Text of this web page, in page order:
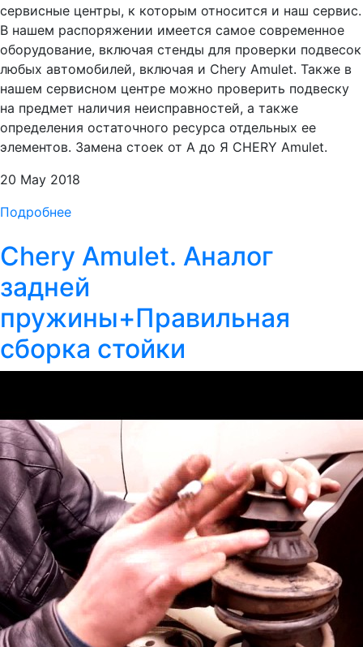
сервисные центры, к которым относится и наш сервис.
В нашем распоряжении имеется самое современное
оборудование, включая стенды для проверки подвесок
любых автомобилей, включая и Chery Amulet. Также в
нашем сервисном центре можно проверить подвеску
на предмет наличия неисправностей, а также
определения остаточного ресурса отдельных ее
элементов. Замена стоек от А до Я CHERY Amulet.
20 May 2018
Подробнее
Chery Amulet. Аналог
задней
пружины+Правильная
сборка стойки